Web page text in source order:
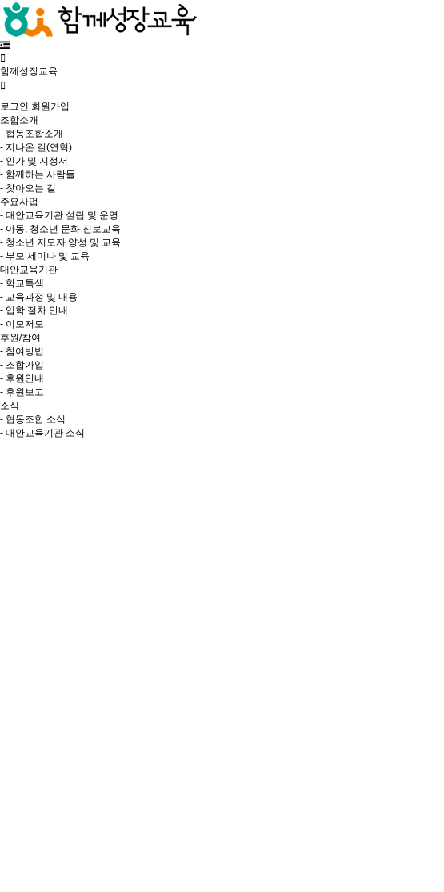
함께성장교육
로그인 회원가입
조합소개
- 협동조합소개
- 지나온 길(연혁)
- 인가 및 지정서
- 함께하는 사람들
- 찾아오는 길
주요사업
- 대안교육기관 설립 및 운영
- 아동, 청소년 문화 진로교육
- 청소년 지도자 양성 및 교육
- 부모 세미나 및 교육
대안교육기관
- 학교특색
- 교육과정 및 내용
- 입학 절차 안내
- 이모저모
후원/참여
- 참여방법
- 조합가입
- 후원안내
- 후원보고
소식
- 협동조합 소식
- 대안교육기관 소식